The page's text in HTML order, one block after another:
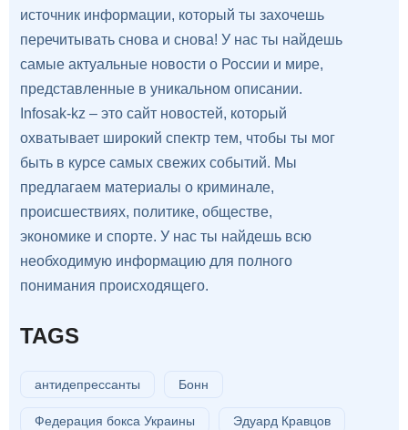
источник информации, который ты захочешь
перечитывать снова и снова! У нас ты найдешь
самые актуальные новости о России и мире,
представленные в уникальном описании.
Infosak-kz – это сайт новостей, который
охватывает широкий спектр тем, чтобы ты мог
быть в курсе самых свежих событий. Мы
предлагаем материалы о криминале,
происшествиях, политике, обществе,
экономике и спорте. У нас ты найдешь всю
необходимую информацию для полного
понимания происходящего.
TAGS
антидепрессанты Бонн
Федерация бокса Украины Эдуард Кравцов